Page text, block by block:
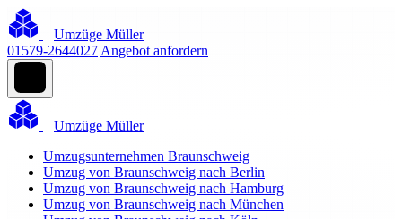
Umzüge Müller
01579-2644027 Angebot anfordern
Umzüge Müller
Umzugsunternehmen Braunschweig
Umzug von Braunschweig nach Berlin
Umzug von Braunschweig nach Hamburg
Umzug von Braunschweig nach München